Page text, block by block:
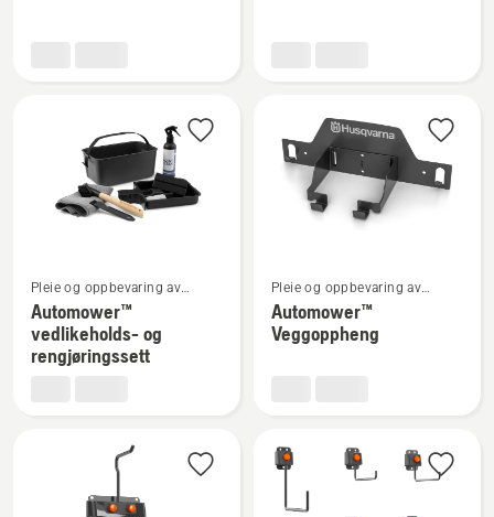
flere
detaljer
om
rengjøringssett
Pleie og oppbevaring av
robotgressklippere
Automower™
vedlikeholds- og
rengjøringssett
flere
detaljer
om
Pleie og oppbevaring av
robotgressklippere
Automower™
Veggoppheng